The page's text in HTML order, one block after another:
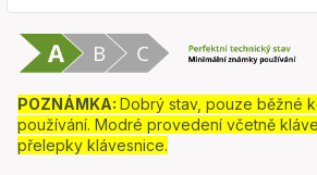
POZNÁMKA: Dobrý stav, pouze běžné
používání. Modré provedení včetně
přelepky klávesnice.